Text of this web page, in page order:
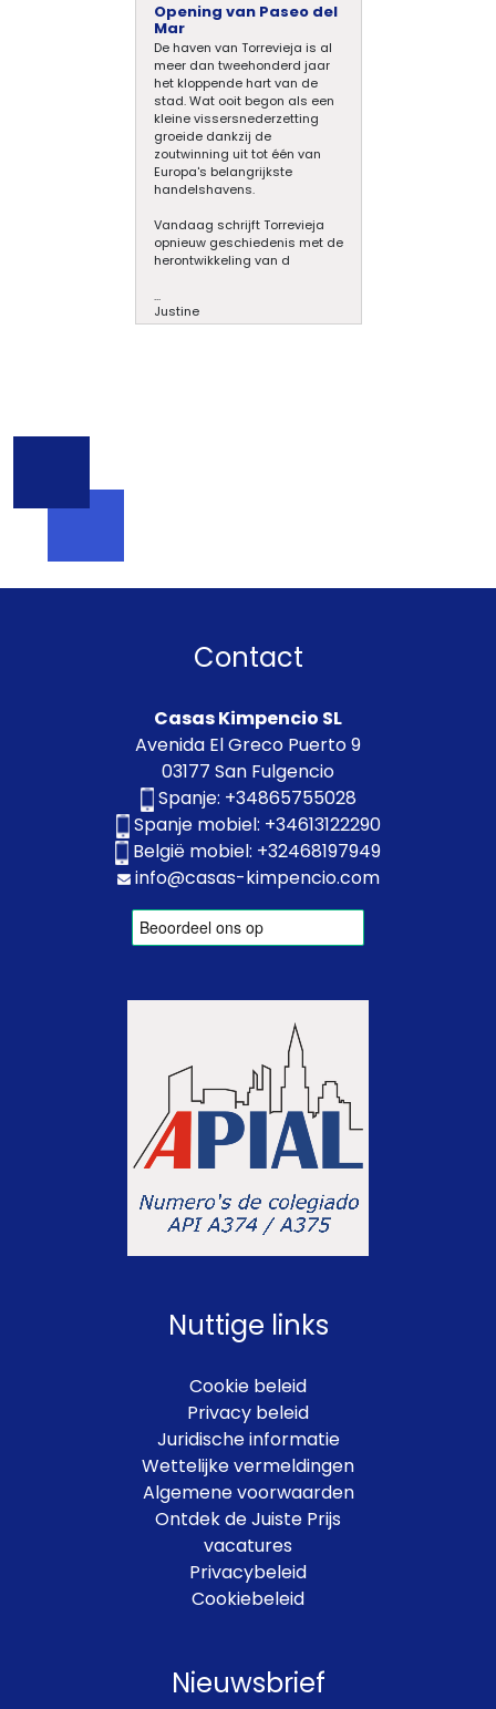
Opening van Paseo del
Mar
De haven van Torrevieja is al
meer dan tweehonderd jaar
het kloppende hart van de
stad. Wat ooit begon als een
kleine vissersnederzetting
groeide dankzij de
zoutwinning uit tot één van
Europa's belangrijkste
handelshavens.
Vandaag schrijft Torrevieja
opnieuw geschiedenis met de
herontwikkeling van d
...
Justine
Contact
Casas Kimpencio SL
Avenida El Greco Puerto 9
03177 San Fulgencio
Spanje: +34865755028
Spanje mobiel: +34613122290
België mobiel: +32468197949
info@casas-kimpencio.com
Nuttige links
Cookie beleid
Privacy beleid
Juridische informatie
Wettelijke vermeldingen
Algemene voorwaarden
Ontdek de Juiste Prijs
vacatures
Privacybeleid
Cookiebeleid
Nieuwsbrief